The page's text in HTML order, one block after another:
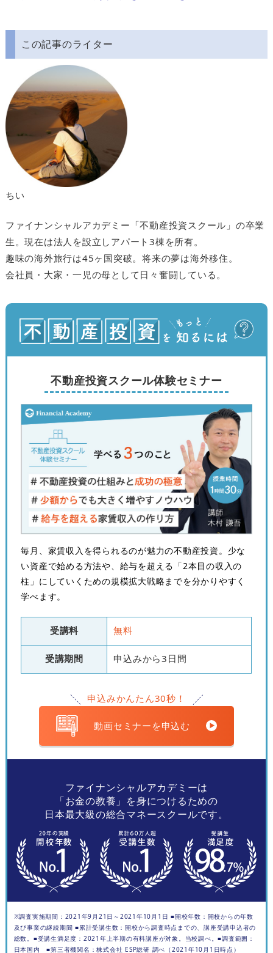
この記事のライター
ちい
ファイナンシャルアカデミー「不動産投資スクール」の卒業
生。現在は法人を設立しアパート3棟を所有。
趣味の海外旅行は45ヶ国突破。将来の夢は海外移住。
会社員・大家・一児の母として日々奮闘している。
不動産投資スクール体験セミナー
毎月、家賃収入を得られるのが魅力の不動産投資。少な
い資産で始める方法や、給与を超える「2本目の収入の
柱」にしていくための規模拡大戦略までを分かりやすく
学べます。
受講料 無料
受講期間 申込みから3日間
申込みかんたん30秒！
動画セミナーを申込む
ファイナンシャルアカデミーは
「お金の教養」を身につけるための
日本最大級の総合マネースクールです。
※調査実施期間：2021年9月21日～2021年10月1日 ■開校年数：開校からの年数
及び事業の継続期間 ■累計受講生数：開校から調査時点までの、講座受講申込者の
総数。■受講生満足度：2021年上半期の有料講座が対象。当校調べ。■調査範囲：
日本国内 ■第三者機関名：株式会社 ESP総研 調べ（2021年10月1日時点）